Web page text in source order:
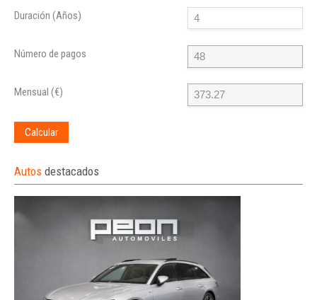
Duración (Años)
Número de pagos
Mensual (€)
Calcular
Autos destacados